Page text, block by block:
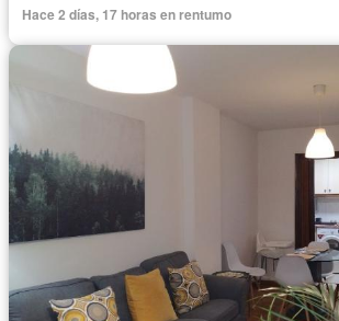
Hace 2 días, 17 horas en rentumo